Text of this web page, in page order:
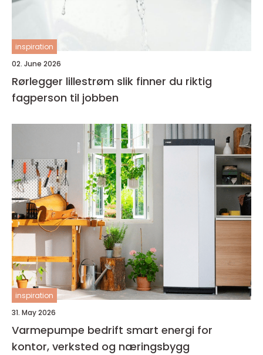
inspiration
02. June 2026
Rørlegger lillestrøm slik finner du riktig
fagperson til jobben
inspiration
31. May 2026
Varmepumpe bedrift smart energi for
kontor, verksted og næringsbygg